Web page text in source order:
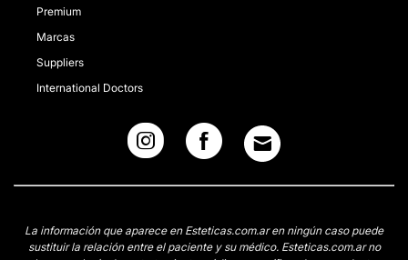
Premium
Marcas
Suppliers
International Doctors
La información que aparece en Esteticas.com.ar en ningún caso puede
sustituir la relación entre el paciente y su médico. Esteticas.com.ar no